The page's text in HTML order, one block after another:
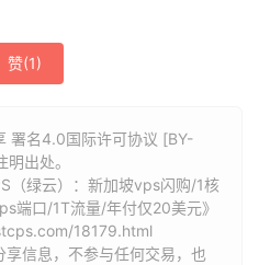
赞(1)
署名4.0国际许可协议 [BY-
出处。
（绿云）：新加坡vps闪购/1核
端口/1T流量/年付仅20美元》
18179.html
享信息，不参与任何交易，也